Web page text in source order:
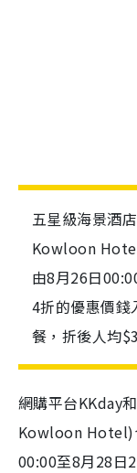
五星級海景酒
Kowloon
由8月26日
4折的優惠價錢
餐，折後人均
網購平台KKday
Kowloon Hotel)
00:00至8月28日